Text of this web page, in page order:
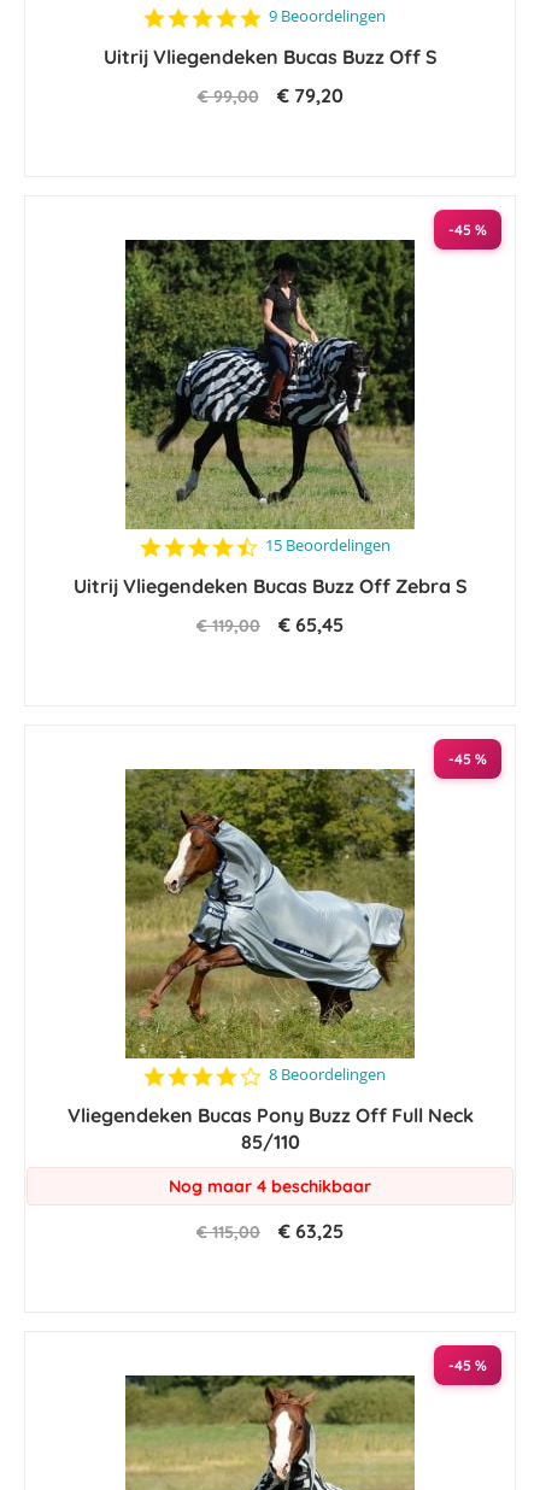
4.8
rating
9 Beoordelingen
Uitrij Vliegendeken Bucas Buzz Off S
€ 99,00 € 79,20
-45 %
4.5
rating
15 Beoordelingen
Uitrij Vliegendeken Bucas Buzz Off Zebra S
€ 119,00 € 65,45
-45 %
4.1
rating
8 Beoordelingen
Vliegendeken Bucas Pony Buzz Off Full Neck
85/110
Nog maar 4 beschikbaar
€ 115,00 € 63,25
-45 %